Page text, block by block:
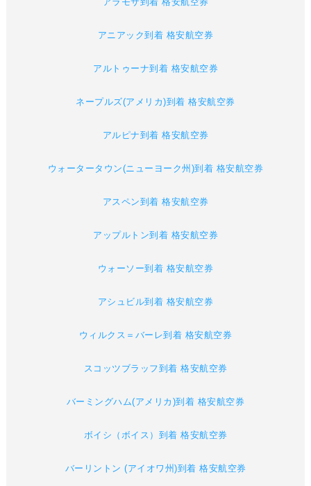
アニアック到着 格安航空券
アルトゥーナ到着 格安航空券
ネープルズ(アメリカ)到着 格安航空券
アルピナ到着 格安航空券
ウォータータウン(ニューヨーク州)到着 格安航空券
アスペン到着 格安航空券
アップルトン到着 格安航空券
ウォーソー到着 格安航空券
アシュビル到着 格安航空券
ウィルクス＝バーレ到着 格安航空券
スコッツブラッフ到着 格安航空券
バーミングハム(アメリカ)到着 格安航空券
ボイシ（ボイス）到着 格安航空券
バーリントン (アイオワ州)到着 格安航空券